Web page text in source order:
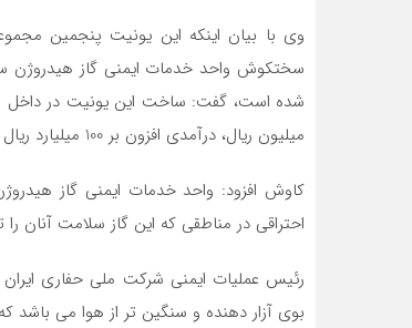
سختکوش واحد خدمات ایمنی گاز هیدروژن
میلیون ریال، درآمدی افزون بر 100 میلیارد ریال در سال خواهد داشت.
احتراقی در مناطقی که این گاز سلامت آنان را
رئیس عملیات ایمنی شرکت ملی حفاری ایران
بوي آزار دهنده و سنگين تر از هوا می